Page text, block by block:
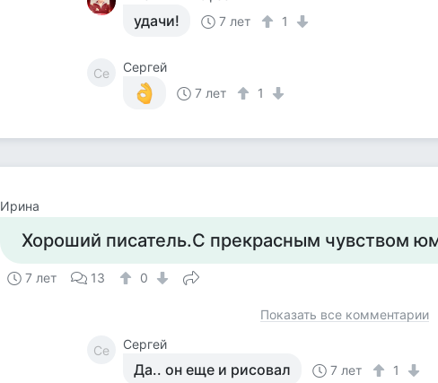
удачи! 7 лет 1
Се
Сергей
7 лет
1
Ирина
Хороший писатель.С прекрасным чувством
7 лет 13 0
Показать все комментарии
Се Сергей
Да.. он еще и рисовал 7 лет 1